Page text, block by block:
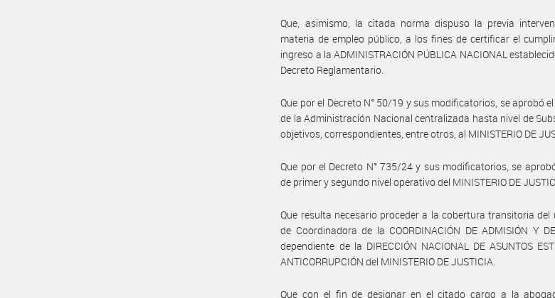
Que, asimismo, la citada norma dispuso la previa
materia de empleo público, a los fines de certificar el
ingreso a la ADMINISTRACIÓN PÚBLICA NACIONAL
Decreto Reglamentario.
Que por el Decreto N° 50/19 y sus modificatorios, se aprobó
de la Administración Nacional centralizada hasta nivel de
objetivos, correspondientes, entre otros, al MINISTERIO DE
Que por el Decreto N° 735/24 y sus modificatorios, se
de primer y segundo nivel operativo del MINISTERIO DE
Que resulta necesario proceder a la cobertura transitoria
de Coordinadora de la COORDINACIÓN DE ADMISIÓN Y
dependiente de la DIRECCIÓN NACIONAL DE ASUNTOS
ANTICORRUPCIÓN del MINISTERIO DE JUSTICIA.
Que con el fin de designar en el citado cargo a la